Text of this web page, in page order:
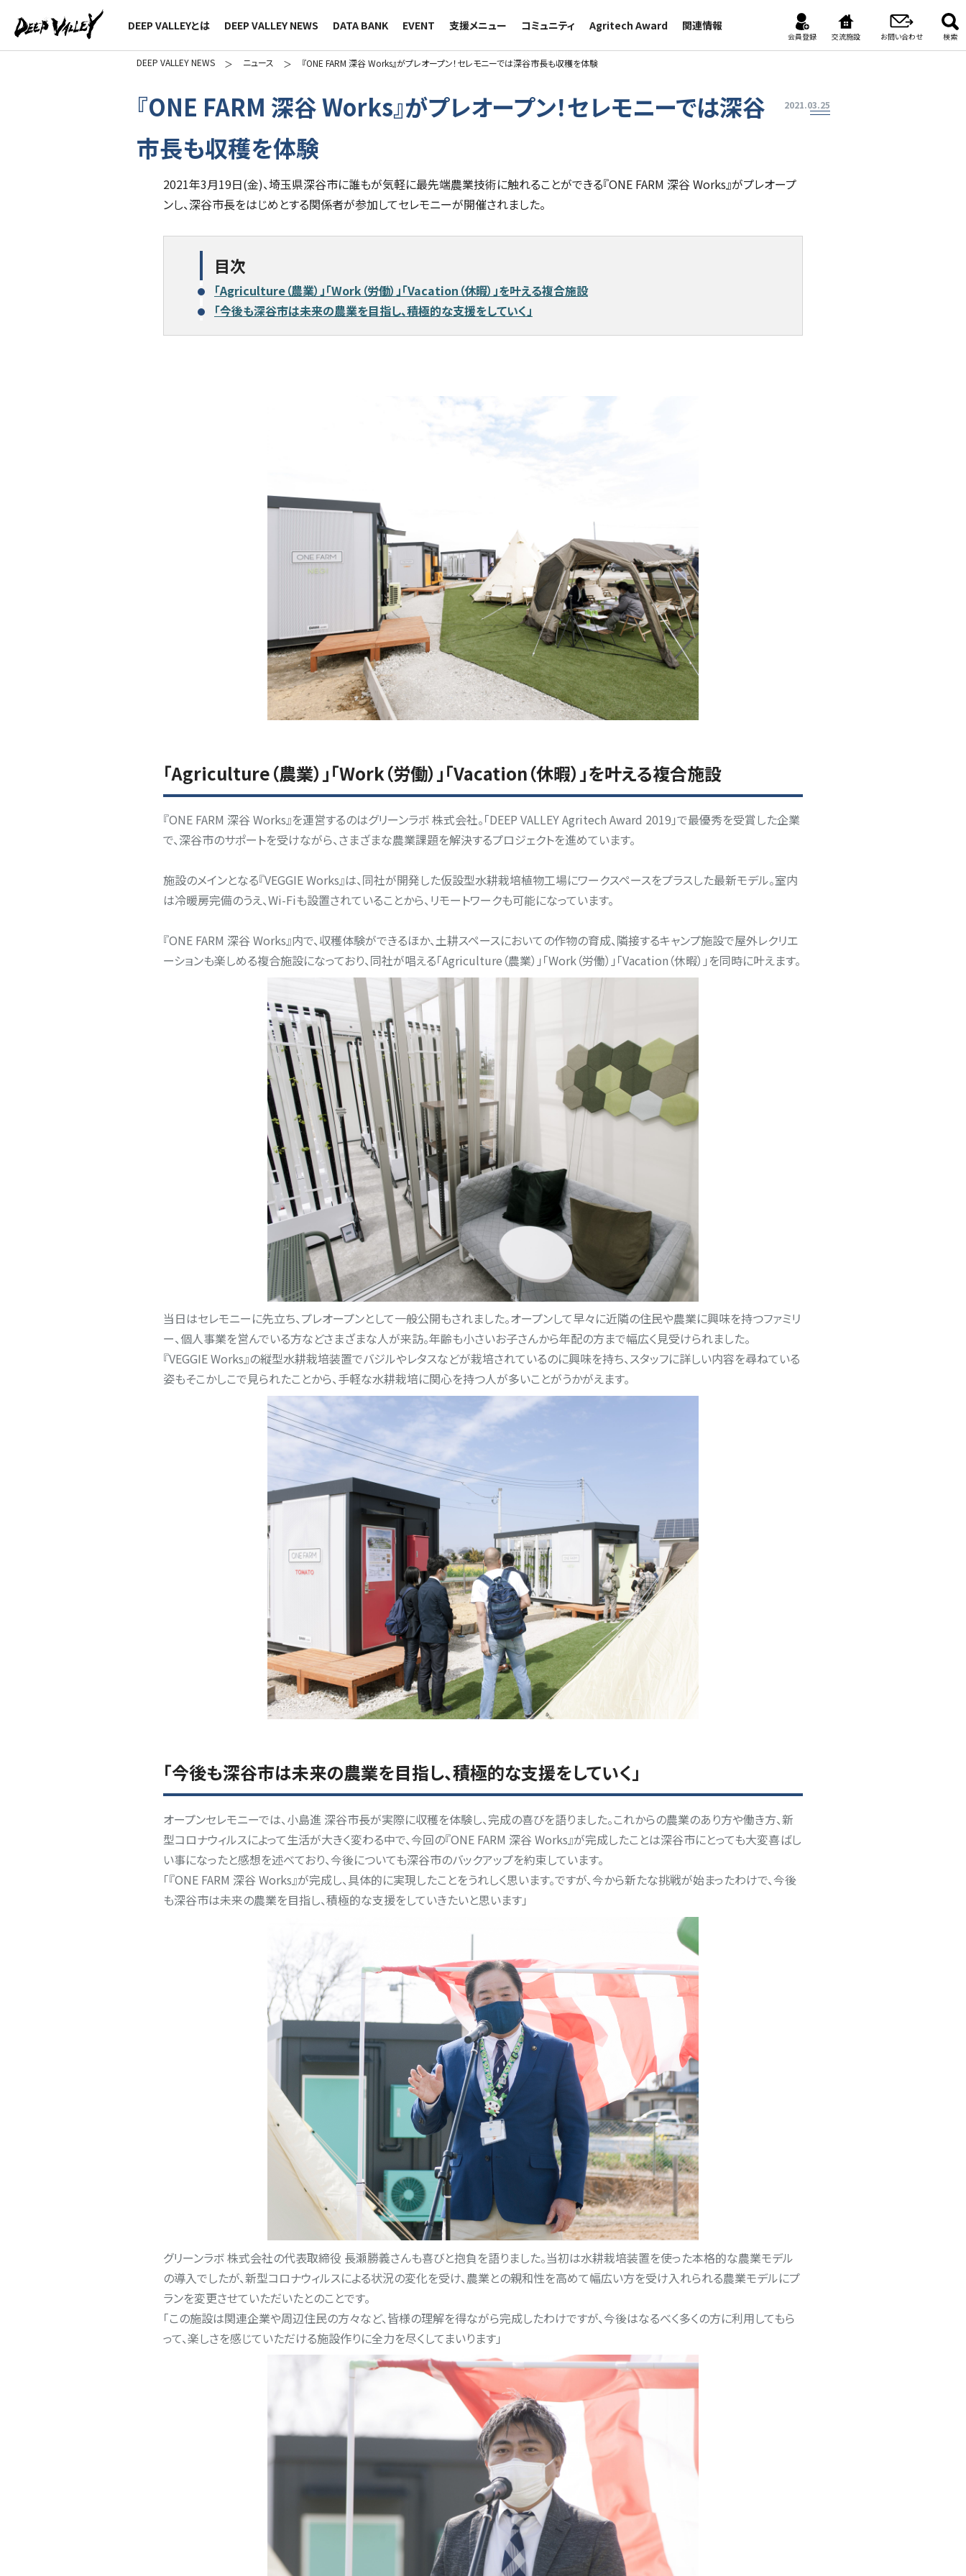
DEEP VALLEYとは DEEP VALLEY NEWS DATA BANK EVENT 支援メニュー コミュニティ Agritech Award 関連情報
会員登録 交流施設 お問い合わせ 検索
DEEP VALLEY NEWS ニュース 『ONE FARM 深谷 Works』がプレオープン！セレモニーでは深谷市長も収穫を体験
『ONE FARM 深谷 Works』がプレオープン！セレモニーでは深谷
市長も収穫を体験
2021.03.25
2021年3月19日(金)、埼玉県深谷市に誰もが気軽に最先端農業技術に触れることができる『ONE FARM 深谷 Works』がプレオープ
ンし、深谷市長をはじめとする関係者が参加してセレモニーが開催されました。
目次
「Agriculture（農業）」「Work（労働）」「Vacation（休暇）」を叶える複合施設
「今後も深谷市は未来の農業を目指し、積極的な支援をしていく」
「Agriculture（農業）」「Work（労働）」「Vacation（休暇）」を叶える複合施設
『ONE FARM 深谷 Works』を運営するのはグリーンラボ 株式会社。「DEEP VALLEY Agritech Award 2019」で最優秀を受賞した企業
で、深谷市のサポートを受けながら、さまざまな農業課題を解決するプロジェクトを進めています。
施設のメインとなる『VEGGIE Works』は、同社が開発した仮設型水耕栽培植物工場にワークスペースをプラスした最新モデル。室内
は冷暖房完備のうえ、Wi-Fiも設置されていることから、リモートワークも可能になっています。
『ONE FARM 深谷 Works』内で、収穫体験ができるほか、土耕スペースにおいての作物の育成、隣接するキャンプ施設で屋外レクリエ
ーションも楽しめる複合施設になっており、同社が唱える「Agriculture（農業）」「Work（労働）」「Vacation（休暇）」を同時に叶えます。
当日はセレモニーに先立ち、プレオープンとして一般公開もされました。オープンして早々に近隣の住民や農業に興味を持つファミリ
ー、個人事業を営んでいる方などさまざまな人が来訪。年齢も小さいお子さんから年配の方まで幅広く見受けられました。
『VEGGIE Works』の縦型水耕栽培装置でバジルやレタスなどが栽培されているのに興味を持ち、スタッフに詳しい内容を尋ねている
姿もそこかしこで見られたことから、手軽な水耕栽培に関心を持つ人が多いことがうかがえます。
「今後も深谷市は未来の農業を目指し、積極的な支援をしていく」
オープンセレモニーでは、小島進 深谷市長が実際に収穫を体験し、完成の喜びを語りました。これからの農業のあり方や働き方、新
型コロナウィルスによって生活が大きく変わる中で、今回の『ONE FARM 深谷 Works』が完成したことは深谷市にとっても大変喜ばし
い事になったと感想を述べており、今後についても深谷市のバックアップを約束しています。
「『ONE FARM 深谷 Works』が完成し、具体的に実現したことをうれしく思います。ですが、今から新たな挑戦が始まったわけで、今後
も深谷市は未来の農業を目指し、積極的な支援をしていきたいと思います」
グリーンラボ 株式会社の代表取締役 長瀬勝義さんも喜びと抱負を語りました。当初は水耕栽培装置を使った本格的な農業モデル
の導入でしたが、新型コロナウィルスによる状況の変化を受け、農業との親和性を高めて幅広い方を受け入れられる農業モデルにプ
ランを変更させていただいたとのことです。
「この施設は関連企業や周辺住民の方々など、皆様の理解を得ながら完成したわけですが、今後はなるべく多くの方に利用してもら
って、楽しさを感じていただける施設作りに全力を尽くしてまいります」